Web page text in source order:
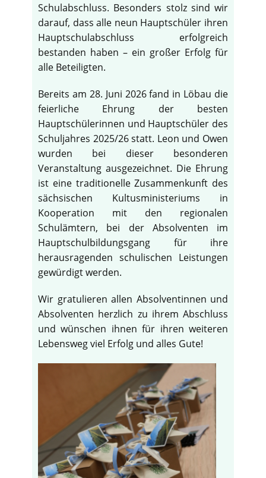
Schulabschluss. Besonders stolz sind wir
darauf, dass alle neun Hauptschüler ihren
Hauptschulabschluss erfolgreich
bestanden haben – ein großer Erfolg für
alle Beteiligten.
Bereits am 28. Juni 2026 fand in Löbau die
feierliche Ehrung der besten
Hauptschülerinnen und Hauptschüler des
Schuljahres 2025/26 statt. Leon und Owen
wurden bei dieser besonderen
Veranstaltung ausgezeichnet. Die Ehrung
ist eine traditionelle Zusammenkunft des
sächsischen Kultusministeriums in
Kooperation mit den regionalen
Schulämtern, bei der Absolventen im
Hauptschulbildungsgang für ihre
herausragenden schulischen Leistungen
gewürdigt werden.
Wir gratulieren allen Absolventinnen und
Absolventen herzlich zu ihrem Abschluss
und wünschen ihnen für ihren weiteren
Lebensweg viel Erfolg und alles Gute!